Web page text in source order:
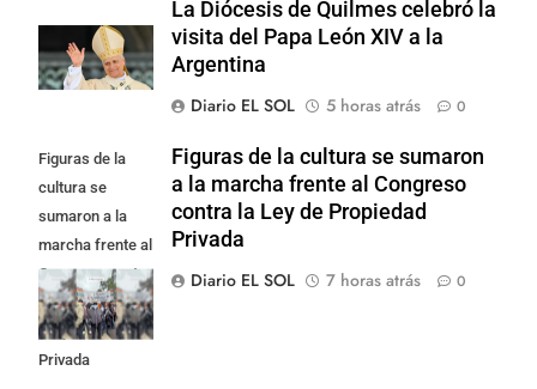
La Diócesis de Quilmes celebró la
visita del Papa León XIV a la
Argentina
Diario EL SOL
5 horas atrás 0
Figuras de la
cultura se
sumaron a la
marcha frente al
Congreso contra
la Ley de
Propiedad
Privada
Figuras de la cultura se sumaron
a la marcha frente al Congreso
contra la Ley de Propiedad
Privada
Diario EL SOL
7 horas atrás 0